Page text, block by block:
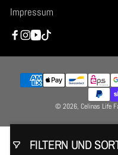
FILTERN UND
Impressum
Facebook
Instagram
YouTube
TikTok
© 2026, Celinas Life